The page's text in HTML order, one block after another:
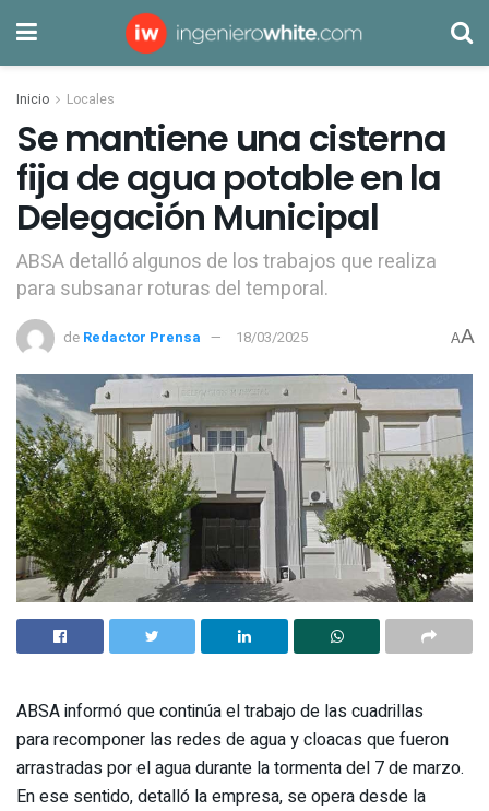
Inicio Locales
Se mantiene una cisterna
fija de agua potable en la
Delegación Municipal
ABSA detalló algunos de los trabajos que realiza
para subsanar roturas del temporal.
de Redactor Prensa 18/03/2025 AA
ABSA informó que continúa el trabajo de las cuadrillas
para recomponer las redes de agua y cloacas que fueron
arrastradas por el agua durante la tormenta del 7 de marzo.
En ese sentido, detalló la empresa, se opera desde la